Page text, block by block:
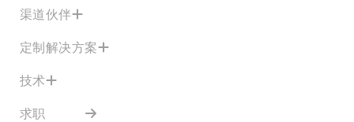
渠道伙伴
定制解决方案
技术
求职